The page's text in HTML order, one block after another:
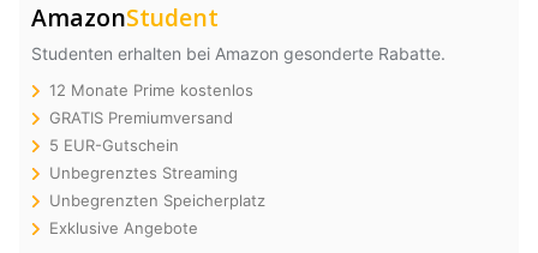
AmazonStudent
Studenten erhalten bei Amazon gesonderte Rabatte.
12 Monate Prime kostenlos
GRATIS Premiumversand
5 EUR-Gutschein
Unbegrenztes Streaming
Unbegrenzten Speicherplatz
Exklusive Angebote